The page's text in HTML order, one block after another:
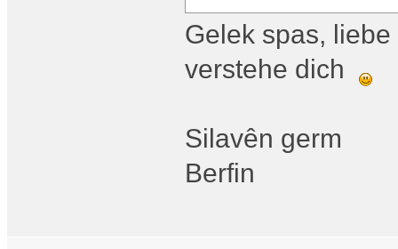
Gelek spas,
verstehe dich
Silavên germ
Berfin